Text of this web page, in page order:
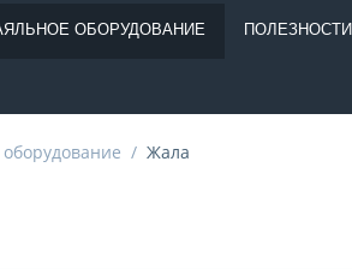
ОБОРУДОВАНИЕ ПОЛЕЗНОСТИ
/ Жала